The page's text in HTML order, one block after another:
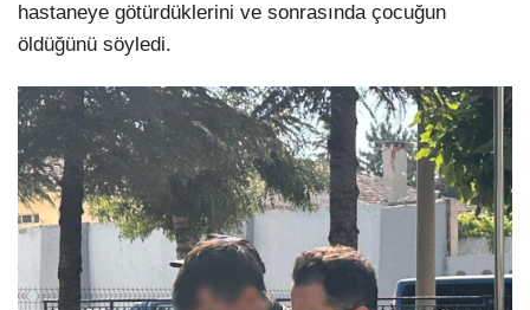
hastaneye götürdüklerini ve sonrasında çocuğun
öldüğünü söyledi.